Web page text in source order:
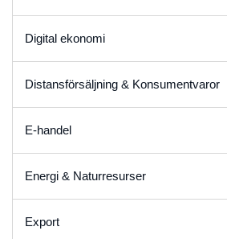
Digital ekonomi
Distansförsäljning & Konsumentvaror
E-handel
Energi & Naturresurser
Export